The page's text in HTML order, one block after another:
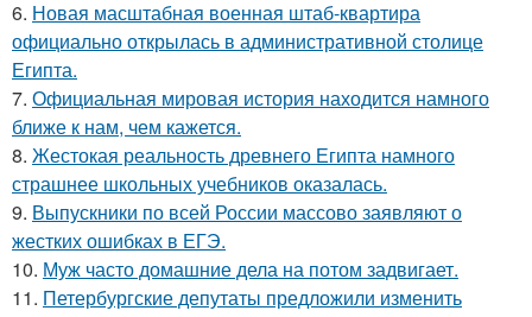
6. Новая масштабная военная штаб-квартира
официально открылась в административной столице
Египта.
7. Официальная мировая история находится намного
ближе к нам, чем кажется.
8. Жестокая реальность древнего Египта намного
страшнее школьных учебников оказалась.
9. Выпускники по всей России массово заявляют о
жестких ошибках в ЕГЭ.
10. Муж часто домашние дела на потом задвигает.
11. Петербургские депутаты предложили изменить